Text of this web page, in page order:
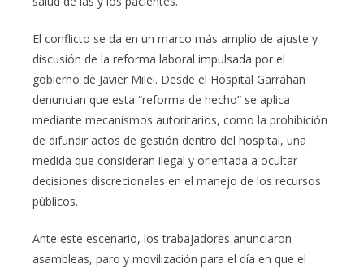
El conflicto se da en un marco más amplio de ajuste y
discusión de la reforma laboral impulsada por el
gobierno de Javier Milei. Desde el Hospital Garrahan
denuncian que esta “reforma de hecho” se aplica
mediante mecanismos autoritarios, como la prohibición
de difundir actos de gestión dentro del hospital, una
medida que consideran ilegal y orientada a ocultar
decisiones discrecionales en el manejo de los recursos
públicos.
Ante este escenario, los trabajadores anunciaron
asambleas, paro y movilización para el día en que el